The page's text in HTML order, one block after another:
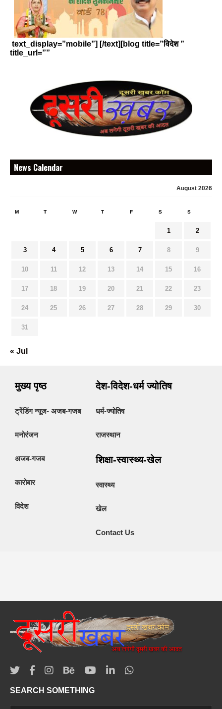
text_display=”mobile”] [/text][blog title=”विदेश ”
title_url=””
News Calendar
August 2026
M T W T F S S
1 2
3 4 5 6 7 8 9
10 11 12 13 14 15 16
17 18 19 20 21 22 23
24 25 26 27 28 29 30
31
« Jul
मुख्य पृष्ठ
ट्रेंडिंग न्यूज- अजब-गजब
मनोरंजन
अजब-गजब
कारोबार
विदेश
देश-विदेश-धर्म ज्योतिष
धर्म-ज्योतिष
राजस्थान
शिक्षा-स्वास्थ्य-खेल
स्वास्थ्य
खेल
Contact Us
SEARCH SOMETHING